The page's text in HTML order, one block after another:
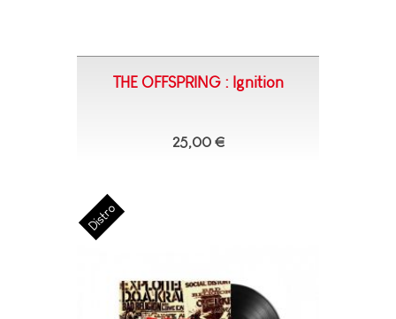
THE OFFSPRING : Ignition
25,00 €